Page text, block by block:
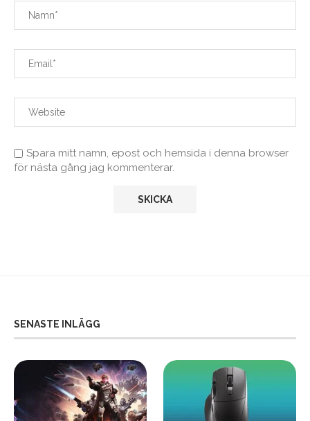
Spara mitt namn, epost och hemsida i denna browser
för nästa gång jag kommenterar.
SENASTE INLÄGG